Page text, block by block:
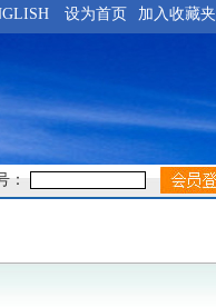
设为首页 加入收藏夹
：